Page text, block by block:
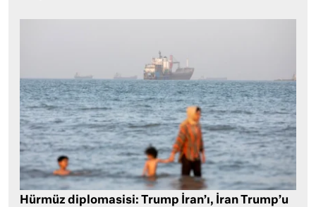
Hürmüz diplomasisi: Trump İran’ı, İran Trump’u